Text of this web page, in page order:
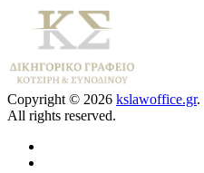
Copyright © 2026 kslawoffice.gr.
All rights reserved.